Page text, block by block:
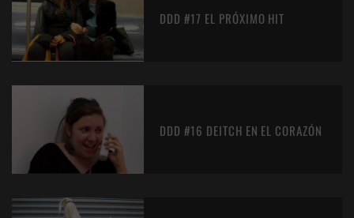
DDD #17 EL PRÓXIMO HIT
DDD #16 DEITCH EN EL CORAZÓN